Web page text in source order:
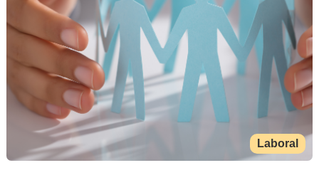
Laboral